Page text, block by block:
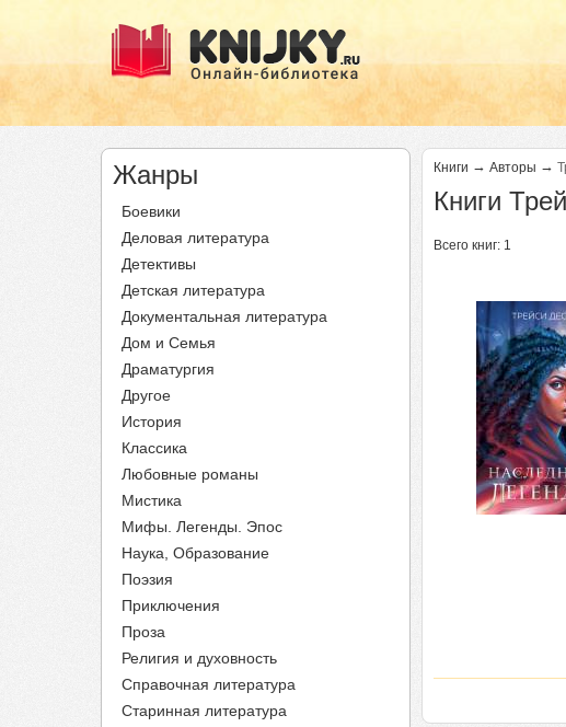
Жанры
Боевики
Деловая литература
Детективы
Детская литература
Документальная литература
Дом и Семья
Драматургия
Другое
История
Классика
Любовные романы
Мистика
Мифы. Легенды. Эпос
Наука, Образование
Поэзия
Приключения
Проза
Религия и духовность
Справочная литература
Старинная литература
Книги → Авторы →
Книги
Всего книг: 1